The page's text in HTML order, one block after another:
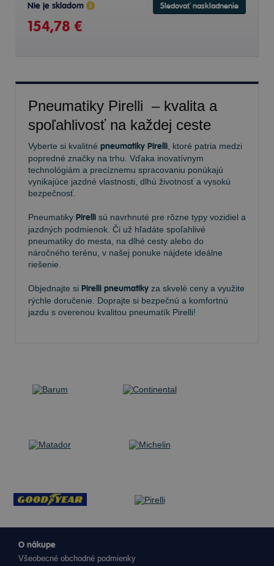
Nie je skladom Sledovať naskladnenie
154,78 €
Pneumatiky Pirelli – kvalita a
spoľahlivosť na každej ceste
Vyberte si kvalitné pneumatiky Pirelli , ktoré patria medzi
popredné značky na trhu. Vďaka inovatívnym
technológiám a precíznemu spracovaniu ponúkajú
vynikajúce jazdné vlastnosti, dlhú životnosť a vysokú
bezpečnosť.
Pneumatiky Pirelli sú navrhnuté pre rôzne typy vozidiel a
jazdných podmienok. Či už hľadáte spoľahlivé
pneumatiky do mesta, na dlhé cesty alebo do
náročného terénu, v našej ponuke nájdete ideálne
riešenie.
Objednajte si Pirelli pneumatiky za skvelé ceny a využite
rýchle doručenie. Doprajte si bezpečnú a komfortnú
jazdu s overenou kvalitou pneumatík Pirelli!
O nákupe
Všeobecné obchodné podmienky